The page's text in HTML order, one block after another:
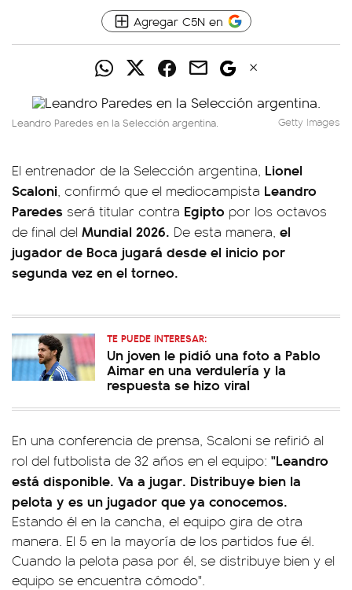
Agregar C5N en
Leandro Paredes en la Selección argentina. Getty Images
El entrenador de la Selección argentina, Lionel
Scaloni, confirmó que el mediocampista Leandro
Paredes será titular contra Egipto por los octavos
de final del Mundial 2026. De esta manera, el
jugador de Boca jugará desde el inicio por
segunda vez en el torneo.
TE PUEDE INTERESAR:
Un joven le pidió una foto a Pablo
Aimar en una verdulería y la
respuesta se hizo viral
En una conferencia de prensa, Scaloni se refirió al
rol del futbolista de 32 años en el equipo: "Leandro
está disponible. Va a jugar. Distribuye bien la
pelota y es un jugador que ya conocemos.
Estando él en la cancha, el equipo gira de otra
manera. El 5 en la mayoría de los partidos fue él.
Cuando la pelota pasa por él, se distribuye bien y el
equipo se encuentra cómodo".